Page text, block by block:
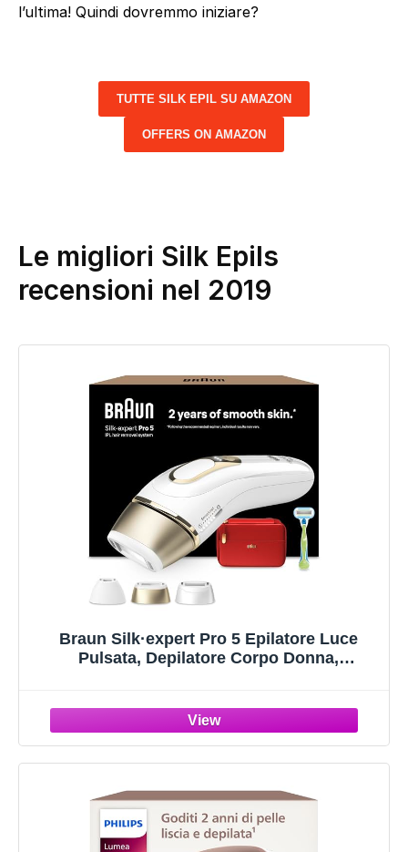
l’ultima! Quindi dovremmo iniziare?
TUTTE SILK EPIL SU AMAZON
OFFERS ON AMAZON
Le migliori Silk Epils
recensioni nel 2019
Braun Silk·expert Pro 5 Epilatore Luce
Pulsata, Depilatore Corpo Donna,
Pulsata Braun, Idea Regalo, PL5262